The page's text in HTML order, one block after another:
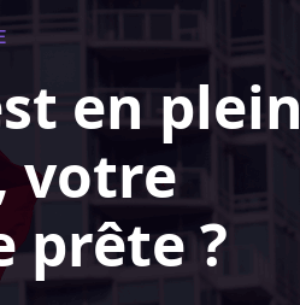
en plein
votre
prête ?